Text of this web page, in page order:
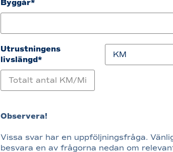
Byggår*
Utrustningens
livslängd*
Observera!
Vissa svar har en uppföljningsfråga.
besvara en av frågorna nedan om